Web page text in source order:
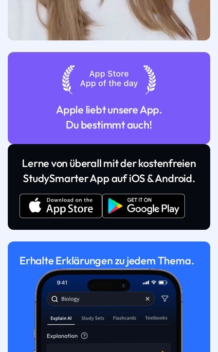
Apple liebt unsere App.
Du bestimmt auch!
Lerne von überall mit der kostenfreien
StudySmarter App auf iOS & Android.
Erhalte Erklärungen zu jedem Thema.